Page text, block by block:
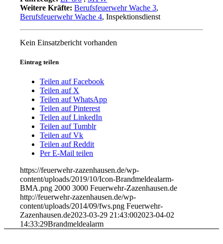
Weitere Kräfte: Berufsfeuerwehr Wache 3,
Berufsfeuerwehr Wache 4, Inspektionsdienst
Kein Einsatzbericht vorhanden
Eintrag teilen
Teilen auf Facebook
Teilen auf X
Teilen auf WhatsApp
Teilen auf Pinterest
Teilen auf LinkedIn
Teilen auf Tumblr
Teilen auf Vk
Teilen auf Reddit
Per E-Mail teilen
https://feuerwehr-zazenhausen.de/wp-
content/uploads/2019/10/Icon-Brandmeldealarm-
BMA.png 2000 3000 Feuerwehr-Zazenhausen.de
http://feuerwehr-zazenhausen.de/wp-
content/uploads/2014/09/fws.png Feuerwehr-
Zazenhausen.de2023-03-29 21:43:002023-04-02
14:33:29Brandmeldealarm